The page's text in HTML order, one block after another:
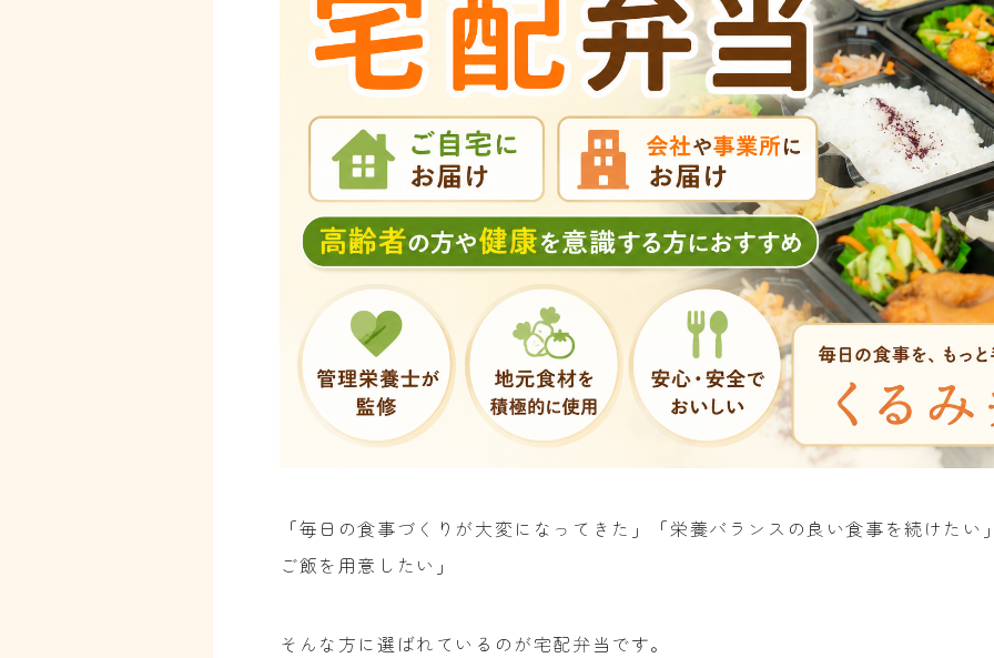
「毎日の食事づくりが大変になってきた」「栄養バランスの良い食事を続けたい
ご飯を用意したい」
そんな方に選ばれているのが宅配弁当です。